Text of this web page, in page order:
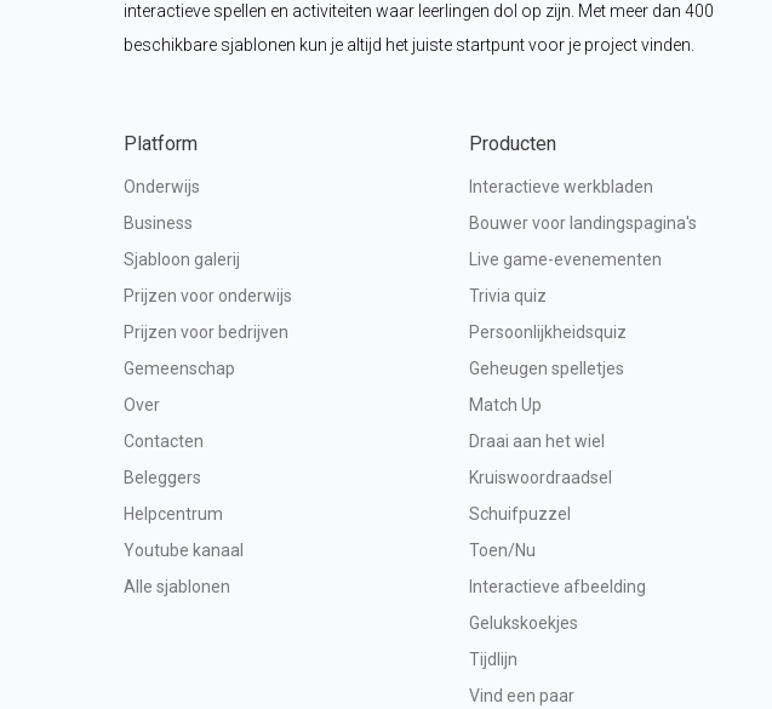
interactieve spellen en activiteiten waar leerlingen dol op zijn. Met meer dan 400
beschikbare sjablonen kun je altijd het juiste startpunt voor je project vinden.
Platform
Onderwijs
Business
Sjabloon galerij
Prijzen voor onderwijs
Prijzen voor bedrijven
Gemeenschap
Over
Contacten
Beleggers
Helpcentrum
Youtube kanaal
Alle sjablonen
Producten
Interactieve werkbladen
Bouwer voor landingspagina's
Live game-evenementen
Trivia quiz
Persoonlijkheidsquiz
Geheugen spelletjes
Match Up
Draai aan het wiel
Kruiswoordraadsel
Schuifpuzzel
Toen/Nu
Interactieve afbeelding
Gelukskoekjes
Tijdlijn
Vind een paar